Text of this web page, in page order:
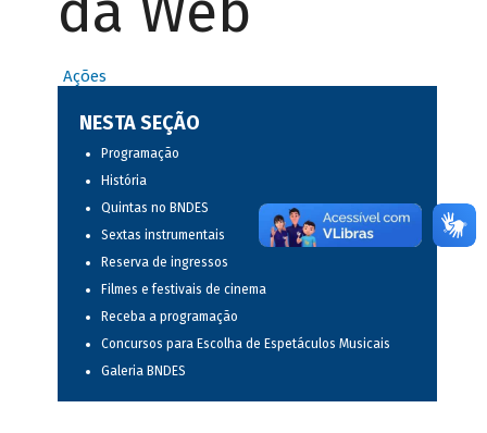
Ações
NESTA SEÇÃO
Programação
História
Quintas no BNDES
Sextas instrumentais
Reserva de ingressos
Filmes e festivais de cinema
Receba a programação
Concursos para Escolha de Espetáculos Musicais
Galeria BNDES